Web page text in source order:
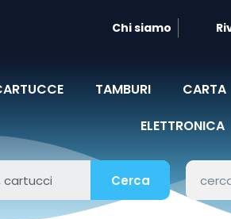
Chi siamo
TAMBURI CARTA
ELETTRONICA
Cerca